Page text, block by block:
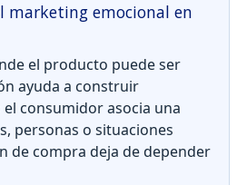
marketing emocional en
el producto puede ser
ayuda a construir
consumidor asocia una
personas o situaciones
de compra deja de depender